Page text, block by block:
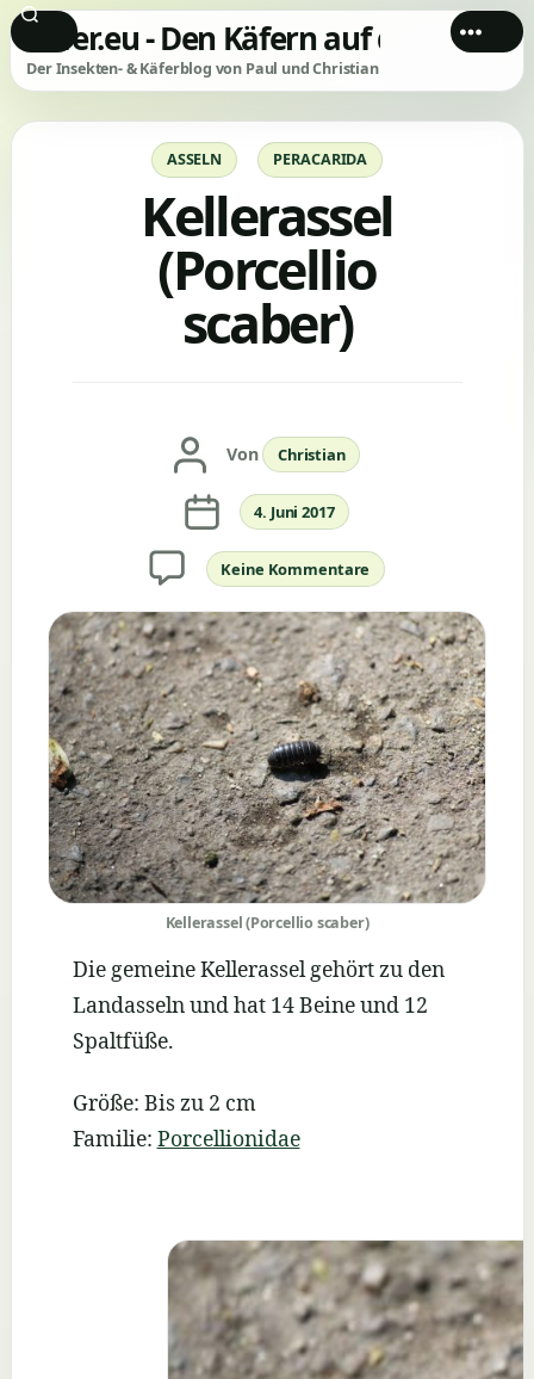
Käfer.eu - Den Käfern auf der Spur!
Der Insekten- & Käferblog von Paul und Christian
Kategorien
ASSELN PERACARIDA
Kellerassel
(Porcellio
scaber)
Beitragsautor
Von Christian
Veröffentlichungsdatum
4. Juni 2017
Keine Kommentare
zu
Kellerassel
scaber)
Kellerassel (Porcellio scaber)
Die gemeine Kellerassel gehört zu den
Landasseln und hat 14 Beine und 12
Spaltfüße.
Größe: Bis zu 2 cm
Familie: Porcellionidae